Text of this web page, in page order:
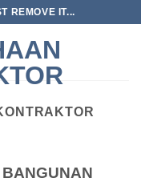
REMOVE IT...